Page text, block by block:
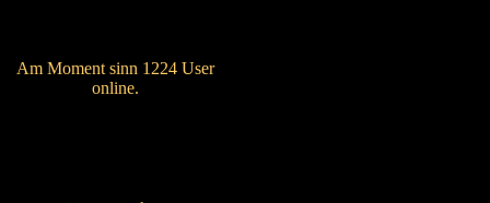
Am Moment sinn 1224 User
online.